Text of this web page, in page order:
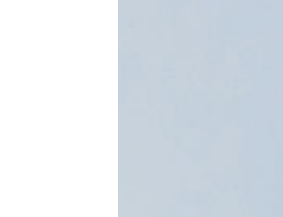
de beste deals in Nederland,
die je uit jezelf